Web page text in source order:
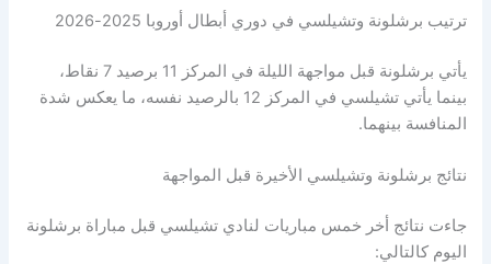
ترتيب برشلونة وتشيلسي في دوري أبطال أوروبا 2025-2026
يأتي برشلونة قبل مواجهة الليلة في المركز 11 برصيد 7 نقاط،
بينما يأتي تشيلسي في المركز 12 بالرصيد نفسه، ما يعكس شدة
المنافسة بينهما.
نتائج برشلونة وتشيلسي الأخيرة قبل المواجهة
جاءت نتائج أخر خمس مباريات لنادي تشيلسي قبل مباراة برشلونة
اليوم كالتالي: